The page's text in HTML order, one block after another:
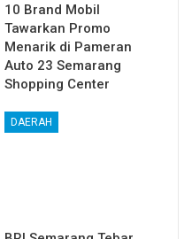
10 Brand Mobil
Tawarkan Promo
Menarik di Pameran
Auto 23 Semarang
Shopping Center
DAERAH